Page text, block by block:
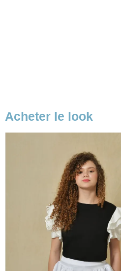
Acheter le look